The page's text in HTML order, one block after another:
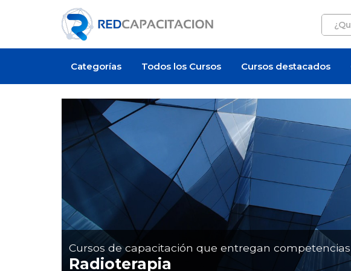
Categorías Todos los Cursos Cursos destacados
Cursos de capacitación que entregan
Radioterapia